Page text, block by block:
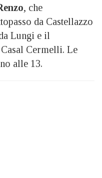
, che
da Castellazzo
Lungi e il
Cermelli. Le
alle 13.